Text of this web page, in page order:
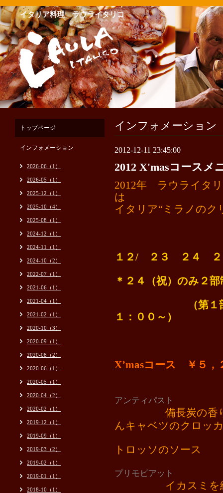
イタリア料理 ラウライタリコ
インフォメーション
2012-12-11 23:45:00
2012 X'masコースメ
2012年 ラウライタリ
は
イタリア“ミラノのク
１２/ ２３ ２４ ２
＊２４（祝）のみ２
（第１部 １
１：００～）
X’masコース ￥５，
アンティパスト
備長炭の香
んキャベツのクロッ
トロッソのソース
プリモピアット
イカスミ
トップページ
インフォメーション
2026-06（1）
2026-05（1）
2025-12（1）
2025-10（4）
2025-08（1）
2024-12（1）
2024-11（1）
2024-10（2）
2022-07（1）
2021-06（1）
2021-04（1）
2021-02（1）
2020-10（3）
2020-09（1）
2020-08（2）
2020-06（1）
2020-05（1）
2020-04（2）
2020-02（1）
2019-12（1）
2019-09（1）
2019-03（2）
2019-02（1）
2019-01（1）
2018-10（1）